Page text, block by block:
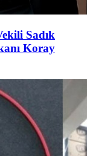
Sadık
Koray